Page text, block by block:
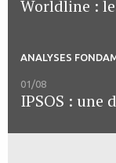
Worldline :
ANALYSES
01/08
IPSOS : une